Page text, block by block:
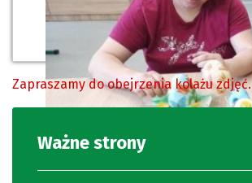
Zapraszamy do obejrzenia kolażu zdjęć.
Ważne strony